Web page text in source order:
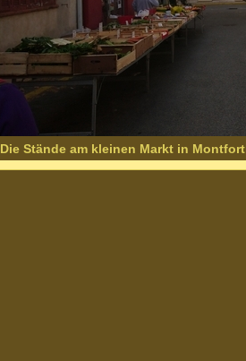
Die Stände am kleinen Markt in Montfort